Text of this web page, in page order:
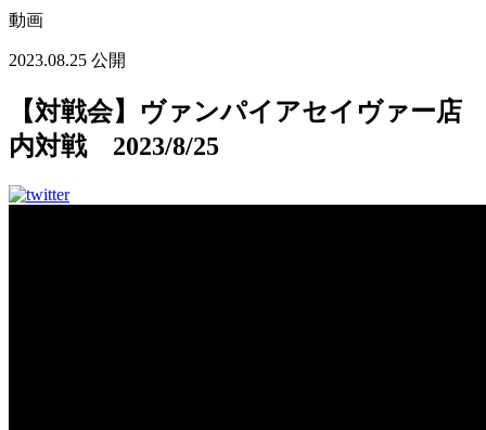
動画
2023.08.25 公開
【対戦会】ヴァンパイアセイヴァー店
内対戦 2023/8/25